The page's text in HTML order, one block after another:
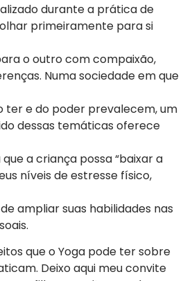
durante a prática de
primeiramente para si
o outro com compaixão,
Numa sociedade em que
ter e do poder prevalecem, um
dessas temáticas oferece
a criança possa “baixar a
níveis de estresse físico,
ampliar suas habilidades nas
que o Yoga pode ter sobre
Deixo aqui meu convite